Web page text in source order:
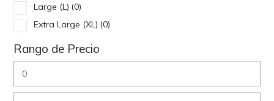
Large (L) (0)
Extra Large (XL) (0)
Rango de Precio